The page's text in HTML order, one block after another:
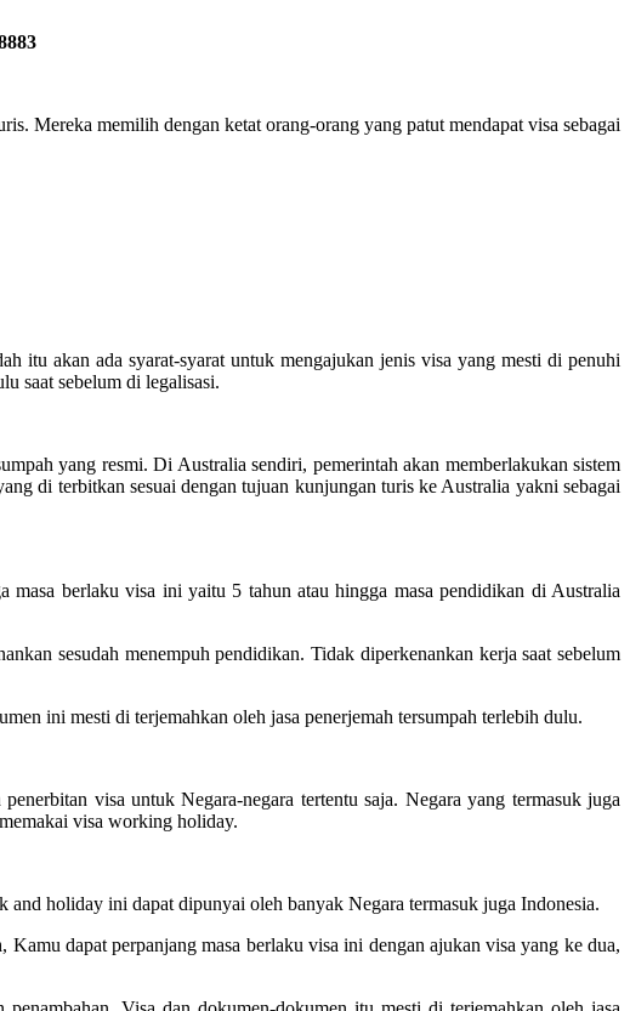
Mereka memilih dengan ketat orang-orang yang patut mendapat visa sebagai
itu akan ada syarat-syarat untuk mengajukan jenis visa yang mesti di penuhi
saat sebelum di legalisasi.
yang resmi. Di Australia sendiri, pemerintah akan memberlakukan sistem
di terbitkan sesuai dengan tujuan kunjungan turis ke Australia yakni sebagai
berlaku visa ini yaitu 5 tahun atau hingga masa pendidikan di Australia
sesudah menempuh pendidikan. Tidak diperkenankan kerja saat sebelum
ini mesti di terjemahkan oleh jasa penerjemah tersumpah terlebih dulu.
visa untuk Negara-negara tertentu saja. Negara yang termasuk juga
visa working holiday.
holiday ini dapat dipunyai oleh banyak Negara termasuk juga Indonesia.
dapat perpanjang masa berlaku visa ini dengan ajukan visa yang ke dua,